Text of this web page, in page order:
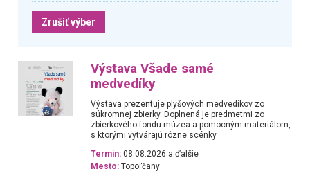
Zrušiť výber
Výstava Všade samé
medvedíky
Výstava prezentuje plyšových medvedíkov zo
súkromnej zbierky. Doplnená je predmetmi zo
zbierkového fondu múzea a pomocným materiálom,
s ktorými vytvárajú rôzne scénky.
Termín: 08.08.2026 a ďalšie
Mesto: Topoľčany